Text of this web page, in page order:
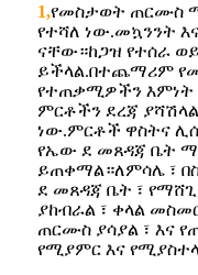
1,የመስታወት ጠርሙስ
የተሻለ ነው.መኳንንት
ናቸው።ከጋዝ የተሰራ
ይችላል.በተጨማሪም
የተጠቃሚዎችን እምነት
ምርቶችን ደረጃ
ነው.ምርቶች ዋስትና
የኤው ደ መጸዳጃ ቤት
ይጠቀማል።ለምሳሌ ፣
ደ መጸዳጃ ቤት ፣
ያከብራል ፣ ቀላል
ጠርሙስ ያሳያል ፣ እና
የሚያምር እና